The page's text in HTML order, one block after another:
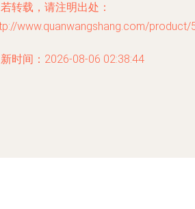
转载，请注明出处：
www.quanwangshang.com/product/
时间：2026-08-06 02:38:44